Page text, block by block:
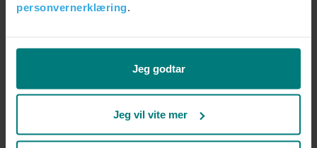
personvernerklæring
Jeg godtar
Jeg vil vite mer
viser varierende resultater. Sannsynligvis skyldes
måter og at uttrykket varierer fra person til person. I
tillegg er det som ved andre psykologiske problemer,
viktig at du sjekker ut om symptomene kan skyldes
hormonelle forhold eller annen somatisk sykdom. En
god samtale med fastlegen er derfor en veldig god